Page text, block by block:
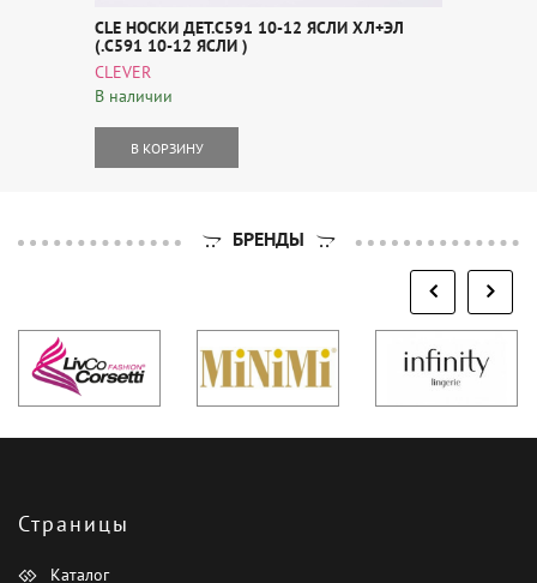
CLE НОСКИ ДЕТ.С591 10-12 ЯСЛИ ХЛ+ЭЛ
(.С591 10-12 ЯСЛИ )
CLEVER
В наличии
В КОРЗИНУ
БРЕНДЫ
Страницы
Каталог